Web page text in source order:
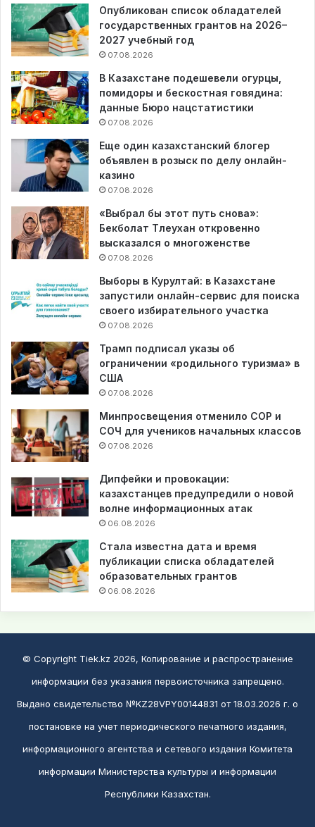
Опубликован список обладателей
государственных грантов на 2026–
2027 учебный год
07.08.2026
В Казахстане подешевели огурцы,
помидоры и бескостная говядина:
данные Бюро нацстатистики
07.08.2026
Еще один казахстанский блогер
объявлен в розыск по делу онлайн-
казино
07.08.2026
«Выбрал бы этот путь снова»:
Бекболат Тлеухан откровенно
высказался о многоженстве
07.08.2026
Выборы в Курултай: в Казахстане
запустили онлайн-сервис для поиска
своего избирательного участка
07.08.2026
Трамп подписал указы об
ограничении «родильного туризма» в
США
07.08.2026
Минпросвещения отменило СОР и
СОЧ для учеников начальных классов
07.08.2026
Дипфейки и провокации:
казахстанцев предупредили о новой
волне информационных атак
06.08.2026
Стала известна дата и время
публикации списка обладателей
образовательных грантов
06.08.2026
© Copyright Tiek.kz 2026, Копирование и распространение
информации без указания первоисточника запрещено.
Выдано свидетельство №KZ28VPY00144831 от 18.03.2026 г. о
постановке на учет периодического печатного издания,
информационного агентства и сетевого издания Комитета
информации Министерства культуры и информации
Республики Казахстан.